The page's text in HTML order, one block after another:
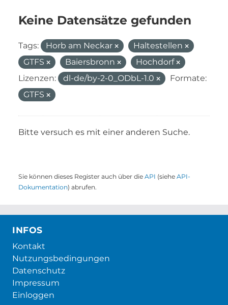
Keine Datensätze gefunden
Tags: Horb am Neckar
Haltestellen
GTFS
Baiersbronn
Hochdorf
Lizenzen:
dl-de/by-2-0_ODbL-1.0
Formate:
GTFS
Bitte versuch es mit einer anderen Suche.
Sie können dieses Register auch über die API (siehe API-
Dokumentation) abrufen.
INFOS
Kontakt
Nutzungsbedingungen
Datenschutz
Impressum
Einloggen